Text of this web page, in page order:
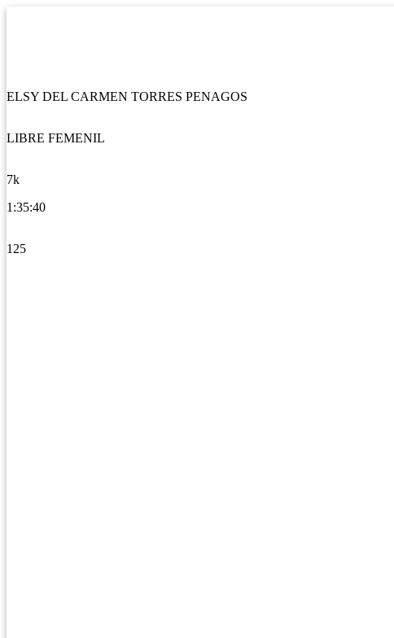
ELSY DEL CARMEN TORRES PENAGOS
LIBRE FEMENIL
7k
1:35:40
125